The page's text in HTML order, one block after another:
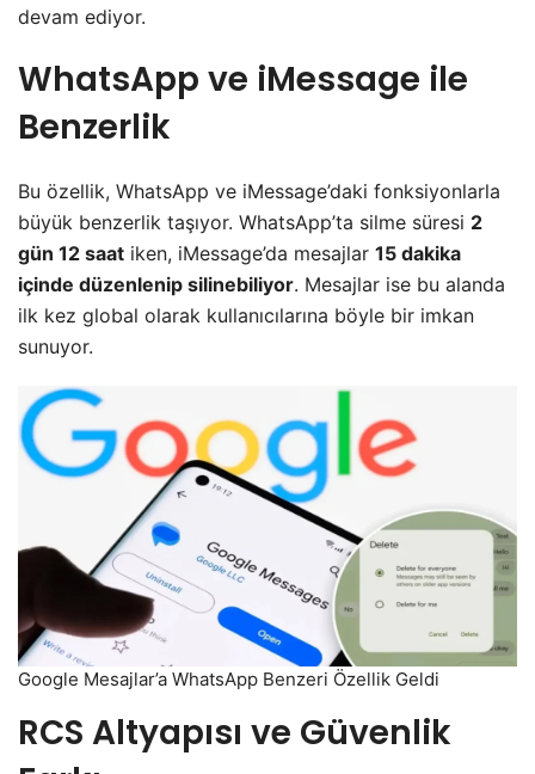
devam ediyor.
WhatsApp ve iMessage ile
Benzerlik
Bu özellik, WhatsApp ve iMessage’daki fonksiyonlarla
büyük benzerlik taşıyor. WhatsApp’ta silme süresi 2
gün 12 saat iken, iMessage’da mesajlar 15 dakika
içinde düzenlenip silinebiliyor. Mesajlar ise bu alanda
ilk kez global olarak kullanıcılarına böyle bir imkan
sunuyor.
Google Mesajlar’a WhatsApp Benzeri Özellik Geldi
RCS Altyapısı ve Güvenlik